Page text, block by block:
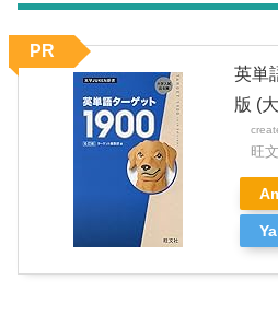
英単
版 (
旺
PR